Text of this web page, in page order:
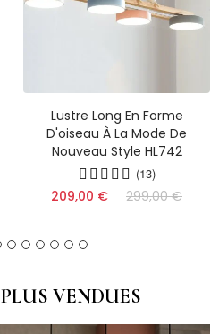
Lustre Long En Forme
D'oiseau À La Mode De
Nouveau Style HL742
(13)
209,00 € 299,00 €
(17)
(13)
VENDUES